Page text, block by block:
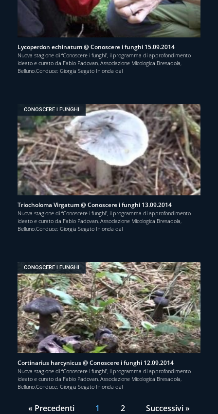
Lycoperdon echinatum @ Conoscere i funghi 15.09.2014
Nuova stagione di “Conoscere i funghi”, il programma di approfondimento
ideato e curato da Fabio Padovan, Associazione Micologica Bresadola,
Belluno.Conduce: Giorgia Segato In onda dal
CONOSCERE I FUNGHI
Triocholoma Virgatum @ Conoscere i funghi 13.09.2014
Nuova stagione di “Conoscere i funghi”, il programma di approfondimento
ideato e curato da Fabio Padovan, Associazione Micologica Bresadola,
Belluno.Conduce: Giorgia Segato In onda dal
CONOSCERE I FUNGHI
Cortinarius harcynicus @ Conoscere i funghi 12.09.2014
Nuova stagione di “Conoscere i funghi”, il programma di approfondimento
ideato e curato da Fabio Padovan, Associazione Micologica Bresadola,
Belluno.Conduce: Giorgia Segato In onda dal
« Precedenti 1 2 Successivi »